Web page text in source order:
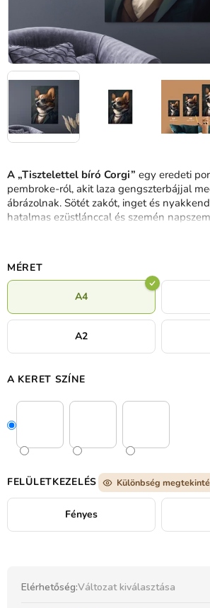
A „Tisztelettel bíró Corgi” egy eredeti
pembroke-ról, akit laza gengszterbájjal
ábrázolnak. Sötét zakót, inget és
hatalmas ezüstlánccal és szemén
Magabiztosnak, stílusosnak és egy kicsit
corgi tipikus aranyossága és „kemény
humoros kontraszt kivételes alkotással
– ideális egy humorérzékkel, stílussal és
rendelkező enteriőrbe.
MÉRET
A4
A2
A KERET SZÍNE
FELÜLETKEZELÉS Különbség
Fényes
Elérhetőség:Változat kiválasztása